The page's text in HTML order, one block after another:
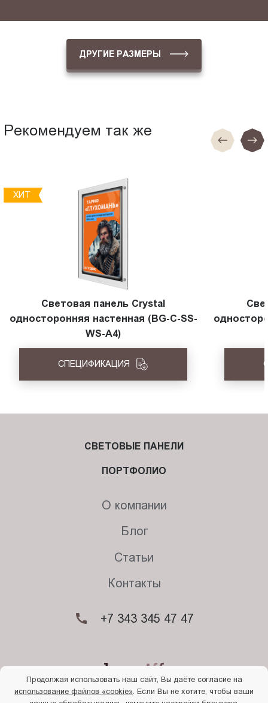
ДРУГИЕ РАЗМЕРЫ
Рекомендуем так же
ХИТ
Световая панель Crystal
односторонняя настенная (BG-C-SS-
WS-A4)
СПЕЦИФИКАЦИЯ
© 2026. Begriff
СВЕТОВЫЕ ПАНЕЛИ
ПОРТФОЛИО
О компании
Блог
Статьи
Контакты
+7 343 345 47 47
Продолжая использовать наш сайт, Вы даёте согласие на
использование файлов «cookie» . Если Вы не хотите, чтобы ваши